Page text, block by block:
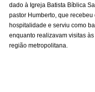
dado à Igreja Batista Bíblica
pastor Humberto, que recebeu
hospitalidade e serviu como
enquanto realizavam visitas
região metropolitana.